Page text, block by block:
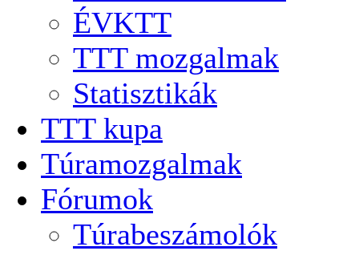
ÉVKTT
TTT mozgalmak
Statisztikák
TTT kupa
Túramozgalmak
Fórumok
Túrabeszámolók